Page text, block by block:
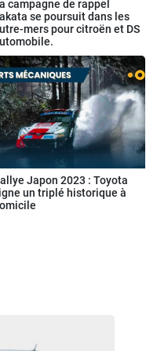
campagne de rappel
se poursuit dans les
mers pour citroën et DS
Japon 2023 : Toyota
un triplé historique à